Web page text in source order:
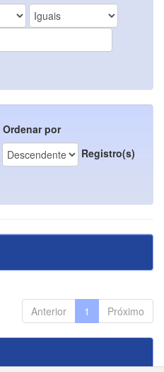
Ordenar por
Registro(s)
Anterior 1 Próximo